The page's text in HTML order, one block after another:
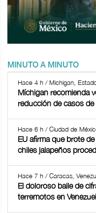
MINUTO A MINUTO
Hace 4 h / Michigan,
Míchigan recomienda
reducción de casos
Hace 6 h / Ciudad de
EU afirma que brote
chiles jalapeños
Hace 7 h / Caracas,
El doloroso baile de
terremotos en